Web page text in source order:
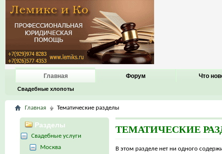
Главная
Свадебные хлопоты
Форум Что
Главная Тематические разделы
ТЕМАТИЧЕСКИЕ
В этом разделе нет ни одного
Разделы
Свадебные услуги
Москва